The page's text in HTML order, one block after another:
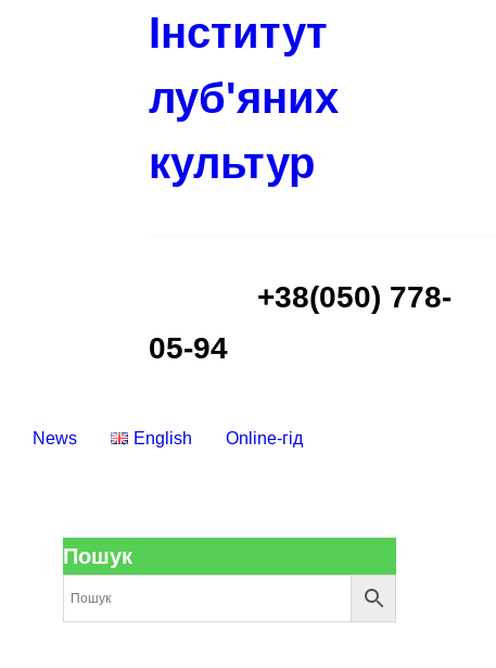
Інститут
луб'яних
культур
+38(050) 778-
05-94
News English Online-гід
Пошук